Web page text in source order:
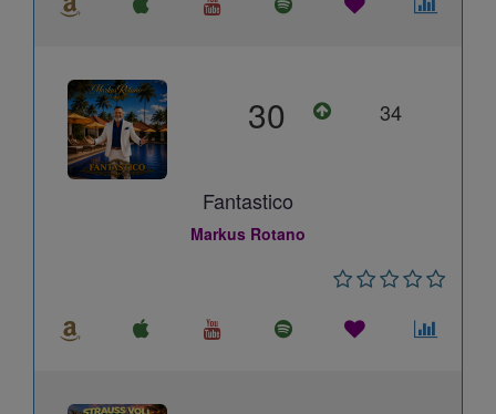
30 34
Fantastico
Markus Rotano